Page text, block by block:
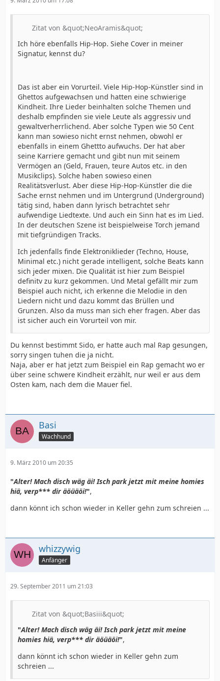
Zitat von &quot;NeoAramis&quot;
Ich höre ebenfalls Hip-Hop. Siehe Cover in meiner
Signatur, kennst du?
Das ist aber ein Vorurteil. Viele Hip-Hop-Künstler sind in
Ghettos aufgewachsen und hatten eine schwierige
Kindheit. Ihre Lieder beinhalten solche Themen und
deshalb empfinden sie viele Leute als aggressiv und
gewaltverherrlichend. Aber solche Typen wie 50 Cent
kann man sowieso nicht ernst nehmen, obwohl er
ebenfalls in einem Ghettto aufwuchs. Der hat aber
seine Karriere gemacht und gibt nun mit seinem
Vermögen an (Geld, Frauen, teure Autos etc. in den
Musikclips). Solche haben sowieso einen
Realitätsverlust. Aber diese Hip-Hop-Künstler die die
Sache ernst nehmen und im Untergrund (Underground)
tätig sind, haben dann lyrisch betrachtet sehr
aufwendige Liedtexte. Und auch ein Sinn hat es im Lied.
In der deutschen Szene ist beispielweise Torch jemand
mit tiefgründigen Tracks.
Ich jedenfalls finde Elektroniklieder (Techno, House,
Minimal etc.) nicht gerade intelligent, solche Beats kann
sich jeder mixen. Die Qualität ist hier zum Beispiel
definitv zu kurz gekommen. Und Metal gefällt mir zum
Beispiel auch nicht, ich erkenne die Melodie in den
Liedern nicht und dazu kommt das Brüllen und
Grunzen. Also da muss man sich eher fragen. Aber das
ist sicher auch ein Vorurteil von mir.
Du kennst bestimmt Sido, er hatte auch mal Rap gesungen,
sorry singen tuhen die ja nicht.
Naja, aber er hat jetzt zum Beispiel ein Rap gemacht wo er
über seine schwere Kindheit erzählt, nur weil er aus dem
Osten kam, nach dem die Mauer fiel.
Basi
Wachhund
9. März 2010 um 20:35
"Alter! Mach disch wäg äi! Isch park jetzt mit meine homies
hiä, verp*** dir äöüäöi!",
dann könnt ich schon wieder in Keller gehn zum schreien ...
whizzywig
Anfänger
29. September 2011 um 21:03
Zitat von &quot;Basiii&quot;
"Alter! Mach disch wäg äi! Isch park jetzt mit meine
homies hiä, verp*** dir äöüäöi!",
dann könnt ich schon wieder in Keller gehn zum
schreien ...